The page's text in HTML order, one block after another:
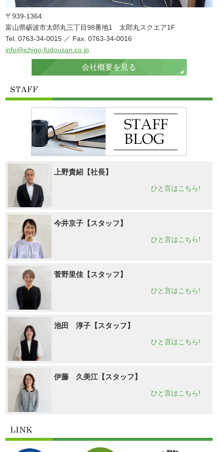
〒939-1364
富山県砺波市太郎丸三丁目98番地1 太郎丸スクエア1F
Tel. 0763-34-0015 ／ Fax. 0763-34-0016
info@ichigo-fudousan.co.jp
会社概要を見る
上野貴紹【社長】
ひと言はこちら!
今井京子【スタッフ】
ひと言はこちら!
菅野里佳【スタッフ】
ひと言はこちら!
池田 淳子【スタッフ】
ひと言はこちら!
伊藤 久美江【スタッフ】
ひと言はこちら!